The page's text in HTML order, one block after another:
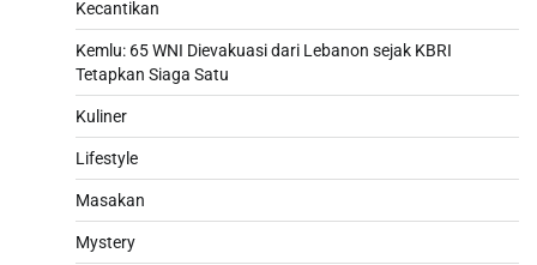
Kecantikan
Kemlu: 65 WNI Dievakuasi dari Lebanon sejak KBRI
Tetapkan Siaga Satu
Kuliner
Lifestyle
Masakan
Mystery